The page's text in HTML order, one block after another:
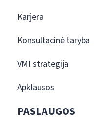
Karjera
Konsultacinė taryba
VMI strategija
Apklausos
PASLAUGOS